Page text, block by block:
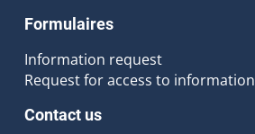
Formulaires
Information request
Request for access to information
Contact us